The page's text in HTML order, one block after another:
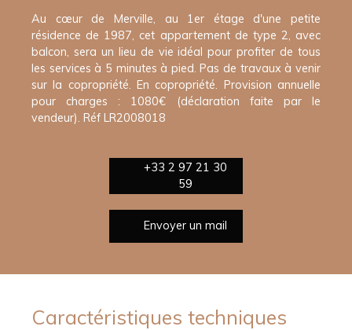
Au cœur de Merville, au 1er étage d'une petite
résidence de 1987, cet appartement de type 2, avec
balcon, sera un lieu de vie idéal pour profiter de tous
les services à 5 minutes à pied. Pas de travaux à venir
sur la copropriété. En copropriété. Provision annuelle
pour charges : 1080€ (déclaration faite par le
vendeur). Réf LR2008018
+33 2 97 21 30
59
Envoyer un mail
Caractéristiques techniques